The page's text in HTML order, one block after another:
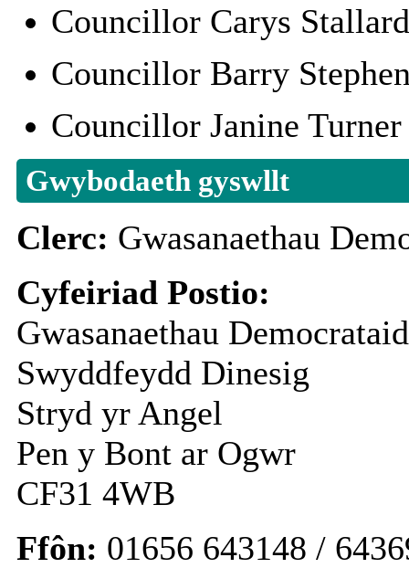
Councillor Carys
Councillor Barry
Councillor Janine
Gwybodaeth gyswllt
Clerc: Gwasanaethau
Cyfeiriad Postio:
Gwasanaethau
Swyddfeydd Dinesig
Stryd yr Angel
Pen y Bont ar Ogwr
CF31 4WB
Ffôn: 01656 643148 /